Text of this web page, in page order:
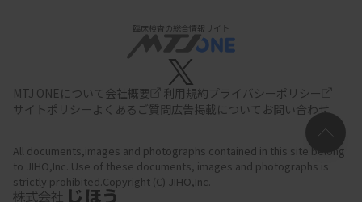
臨床検査の総合情報サイト
MTJ ONEについて会社概要 利用規約プライバシーポリシー
サイトポリシー よくあるご質問広告掲載について お問い合わせ
All documents,images and photographs contained in this site belong
to JIHO,Inc. Use of these documents, images and photographs is
strictly prohibited.Copyright (C) JIHO,Inc.